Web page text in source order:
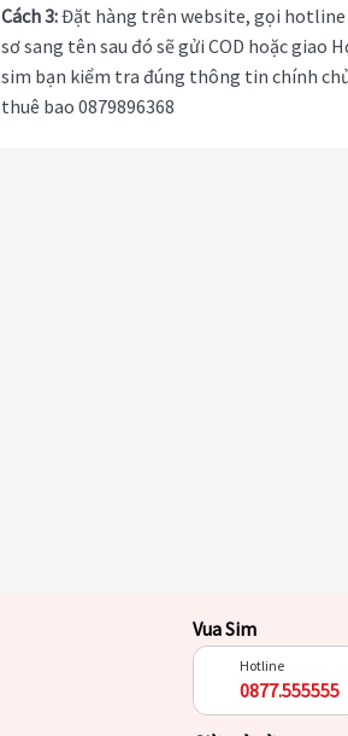
Cách 3:Đặt hàng trên website, gọi hotline
sơ sang tên sau đó sẽ gửi COD hoặc
sim bạn kiểm tra đúng thông tin chính
thuê bao 0879896368
Vua Sim
Hotline
0877.555555